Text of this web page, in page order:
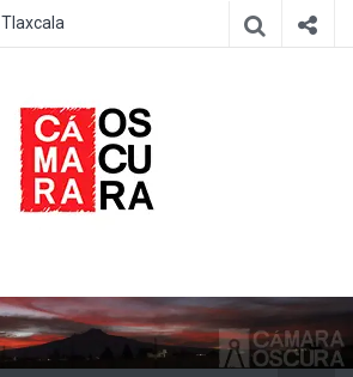
Tlaxcala
Cámara
Oscura